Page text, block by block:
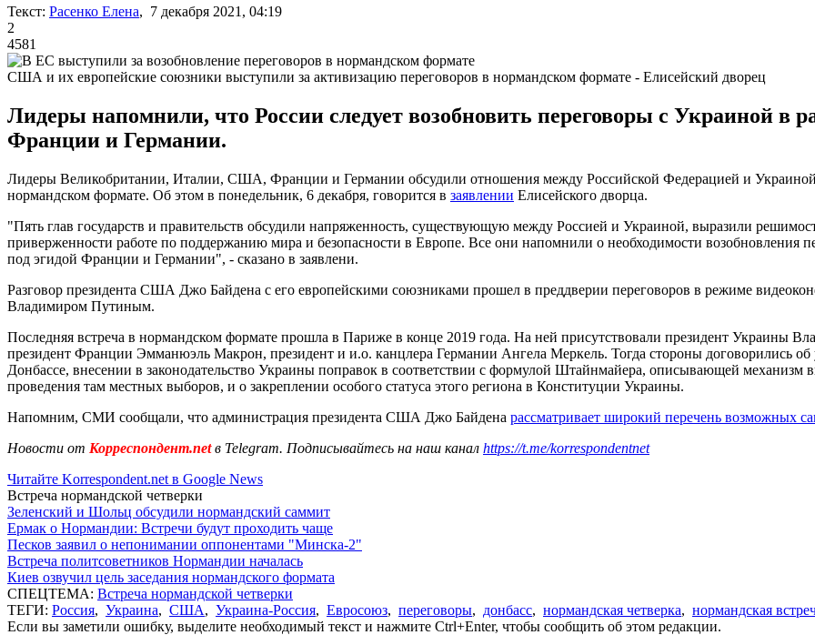
Текст: Расенко Елена, 7 декабря 2021, 04:19
2
4581
США и их европейские союзники выступили за активизацию переговоров в нормандском формате - Елисейский дворец
Лидеры напомнили, что России следует возобновить переговоры с Украиной в
Франции и Германии.
Лидеры Великобритании, Италии, США, Франции и Германии обсудили отношения между Российской Федерацией и
нормандском формате. Об этом в понедельник, 6 декабря, говорится в заявлении Елисейского дворца.
"Пять глав государств и правительств обсудили напряженность, существующую между Россией и Украиной, выразили
приверженности работе по поддержанию мира и безопасности в Европе. Все они напомнили о необходимости возобновления
под эгидой Франции и Германии", - сказано в заявлени.
Разговор президента США Джо Байдена с его европейскими союзниками прошел в преддверии переговоров в режиме
Владимиром Путиным.
Последняя встреча в нормандском формате прошла в Париже в конце 2019 года. На ней присутствовали президент Украины
президент Франции Эмманюэль Макрон, президент и и.о. канцлера Германии Ангела Меркель. Тогда стороны договорились
Донбассе, внесении в законодательство Украины поправок в соответствии с формулой Штайнмайера, описывающей механизм
проведения там местных выборов, и о закреплении особого статуса этого региона в Конституции Украины.
Напомним, СМИ сообщали, что администрация президента США Джо Байдена рассматривает широкий перечень возможных
Новости от Корреспондент.netв Telegram. Подписывайтесь на наш канал https://t.me/korrespondentnet
Читайте Korrespondent.net в Google News
Встреча нормандской четверки
Зеленский и Шольц обсудили нормандский саммит
Ермак о Нормандии: Встречи будут проходить чаще
Песков заявил о непонимании оппонентами "Минска-2"
Встреча политсоветников Нормандии началась
Киев озвучил цель заседания нормандского формата
СПЕЦТЕМА: Встреча нормандской четверки
ТЕГИ: Россия, Украина, США, Украина-Россия, Евросоюз, переговоры, донбасс, нормандская четверка, нормандская
Если вы заметили ошибку, выделите необходимый текст и нажмите Ctrl+Enter, чтобы сообщить об этом редакции.